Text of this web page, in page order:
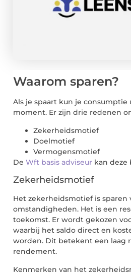
Waarom sparen?
Als je spaart kun je
moment. Er zijn drie redenen
Zekerheidsmotief
Doelmotief
Vermogensmotief
De Wft basis adviseur kan
Zekerheidsmotief
Het zekerheidsmotief is sparen
omstandigheden. Het is een
toekomst. Er wordt gekozen
waarbij het saldo direct en
worden. Dit betekent een laag
rendement.
Kenmerken van het